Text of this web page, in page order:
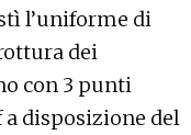
l’uniforme di
dei
con 3 punti
disposizione del